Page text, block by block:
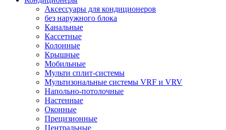
Аксессуары для кондиционеров
без наружного блока
Канальные
Кассетные
Колонные
Крышные
Мобильные
Мульти сплит-системы
Мультизональные системы VRF и VRV
Напольно-потолочные
Настенные
Оконные
Прецизионные
Центральные